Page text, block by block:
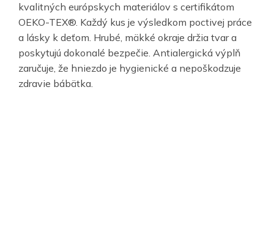
kvalitných európskych materiálov s certifikátom
OEKO-TEX®. Každý kus je výsledkom poctivej práce
a lásky k deťom. Hrubé, mäkké okraje držia tvar a
poskytujú dokonalé bezpečie. Antialergická výplň
zaručuje, že hniezdo je hygienické a nepoškodzuje
zdravie bábätka.